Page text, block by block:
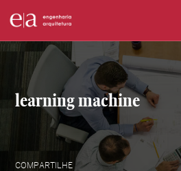
learning machine
COMPARTILHE